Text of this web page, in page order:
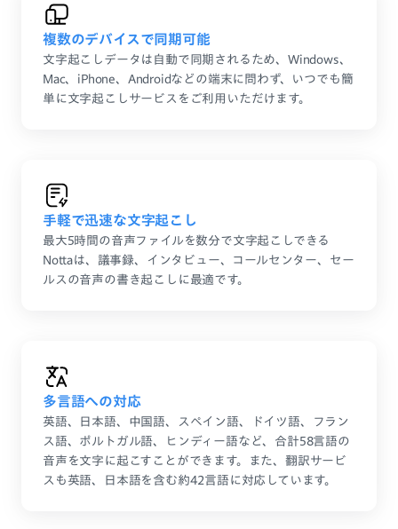
複数のデバイスで同期可能
文字起こしデータは自動で同期されるため、Windows、
Mac、iPhone、Androidなどの端末に問わず、いつでも簡
単に文字起こしサービスをご利用いただけます。
手軽で迅速な文字起こし
最大5時間の音声ファイルを数分で文字起こしできる
Nottaは、議事録、インタビュー、コールセンター、セー
ルスの音声の書き起こしに最適です。
多言語への対応
英語、日本語、中国語、スペイン語、ドイツ語、フラン
ス語、ポルトガル語、ヒンディー語など、合計58言語の
音声を文字に起こすことができます。また、翻訳サービ
スも英語、日本語を含む約42言語に対応しています。